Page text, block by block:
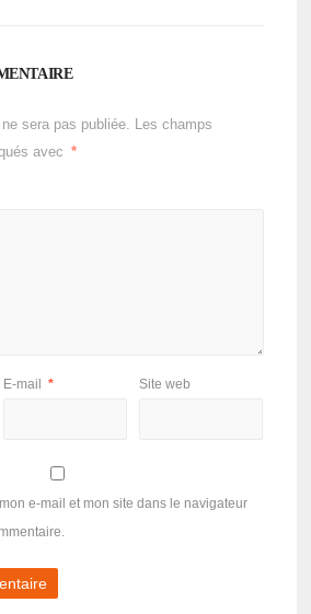
sera pas publiée. Les champs
avec
*
E-mail * Site web
e-mail et mon site dans le navigateur